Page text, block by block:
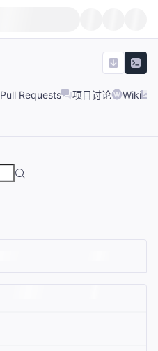
Pull Requests 项目讨论 Wiki